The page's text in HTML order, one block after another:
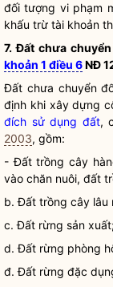
đối tượng vi phạm
khấu trừ tài khoản
7. Đất chưa
khoản 1 điều 6NĐ
Đất chưa chuyển
định khi xây dựng
đích sử dụng đất,
2003, gồm:
- Đất trồng cây
vào chăn nuôi, đất
b. Đất trồng cây lâu
c. Đất rừng sản xuất;
d. Đất rừng phòng
đ. Đất rừng đặc